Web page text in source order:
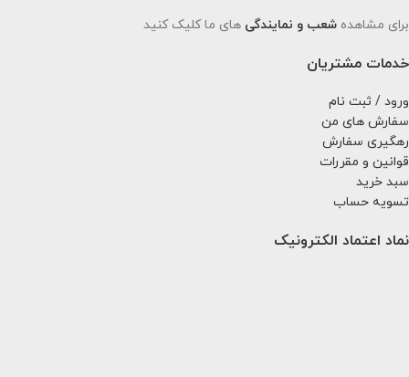
برای مشاهده شعب و نمایندگی های ما کلیک کنید
خدمات مشتریان
ورود / ثبت نام
سفارش های من
رهگیری سفارش
قوانین و مقررات
سبد خرید
تسویه حساب
نماد اعتماد الکترونیک